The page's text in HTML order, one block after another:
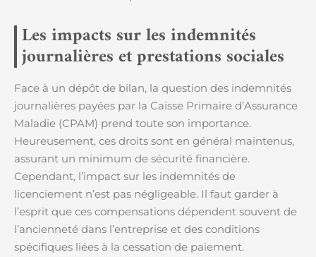
Les impacts sur les indemnités
journalières et prestations sociales
Face à un dépôt de bilan, la question des indemnités
journalières payées par la Caisse Primaire d’Assurance
Maladie (CPAM) prend toute son importance.
Heureusement, ces droits sont en général maintenus,
assurant un minimum de sécurité financière.
Cependant, l’impact sur les indemnités de
licenciement n’est pas négligeable. Il faut garder à
l’esprit que ces compensations dépendent souvent de
l’ancienneté dans l’entreprise et des conditions
spécifiques liées à la cessation de paiement.